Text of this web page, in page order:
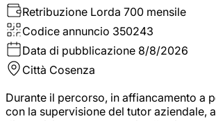
Retribuzione Lorda 700 mensile
Codice annuncio 350243
Data di pubblicazione 8/8/2026
Città Cosenza
Durante il percorso, in affiancamento a
con la supervisione del tutor aziendale,